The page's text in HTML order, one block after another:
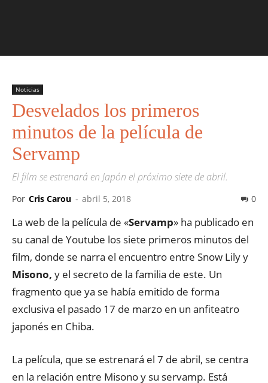
Noticias
Desvelados los primeros
minutos de la película de
Servamp
El film se estrenará en Japón el próximo siete de abril.
Por Cris Carou - abril 5, 2018 0
La web de la película de «Servamp» ha publicado en
su canal de Youtube los siete primeros minutos del
film, donde se narra el encuentro entre Snow Lily y
Misono, y el secreto de la familia de este. Un
fragmento que ya se había emitido de forma
exclusiva el pasado 17 de marzo en un anfiteatro
japonés en Chiba.
La película, que se estrenará el 7 de abril, se centra
en la relación entre Misono y su servamp. Está